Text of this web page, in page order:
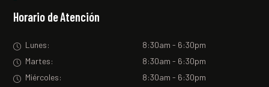
Horario de Atención
Lunes:
8:30am - 6:30pm
Martes:
8:30am - 6:30pm
Miércoles:
8:30am - 6:30pm